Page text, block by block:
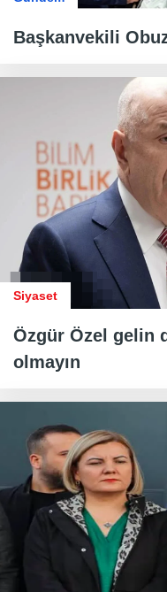
Başkanvekili
Siyaset
Özgür Özel gelin
olmayın